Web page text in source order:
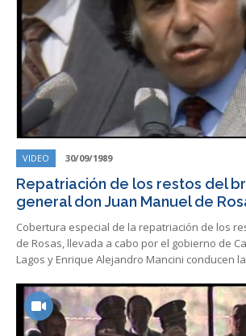
VIDEO 30/09/1989
Repatriación de los restos del
general don Juan Manuel de
Cobertura especial de la repatriación de los
de Rosas, llevada a cabo por el gobierno de
Lagos y Enrique Alejandro Mancini conducen